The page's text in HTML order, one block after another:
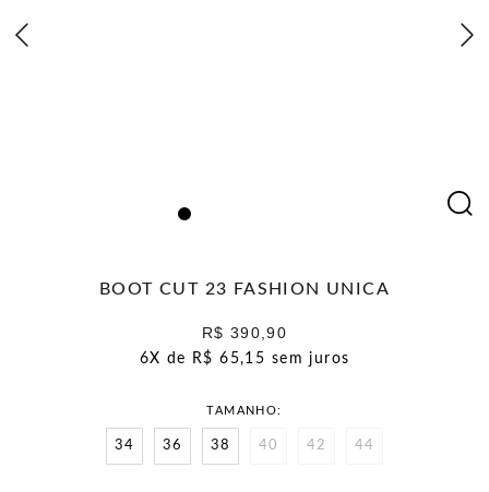
BOOT CUT 23 FASHION UNICA
R$ 390,90
6X de R$ 65,15 sem juros
TAMANHO
34 36 38 40 42 44